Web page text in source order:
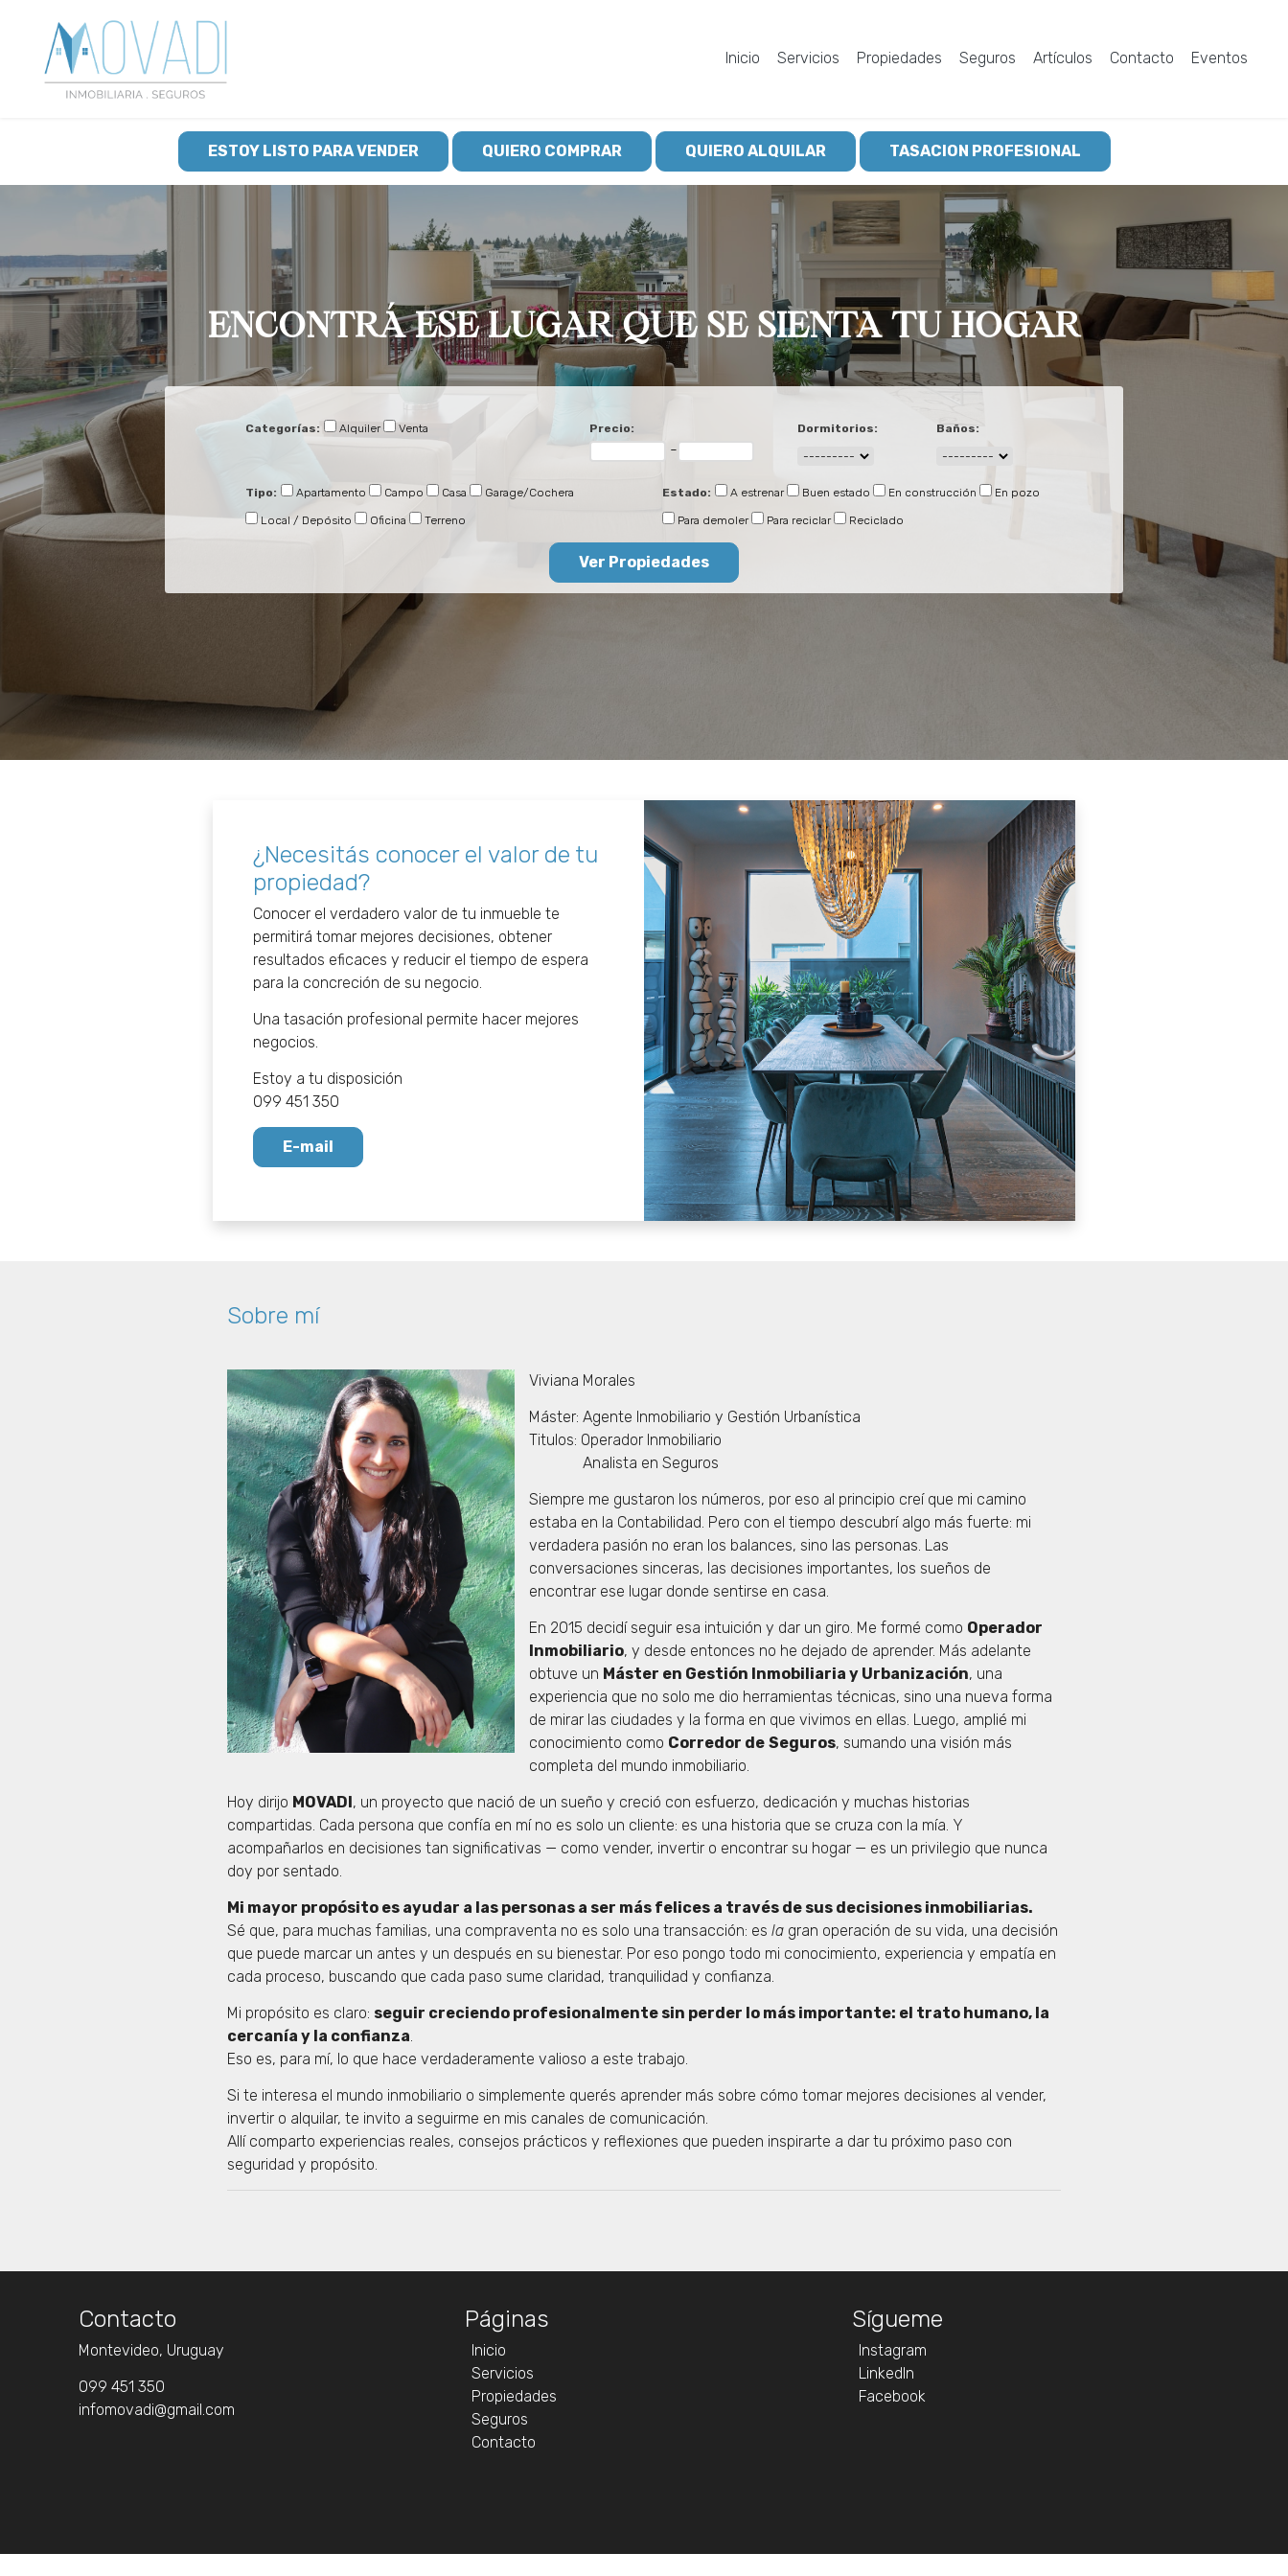
Inicio Servicios Propiedades Seguros Artículos Contacto Eventos
ESTOY LISTO PARA VENDER QUIERO COMPRAR QUIERO ALQUILAR TASACION PROFESIONAL
ENCONTRÁ ESE LUGAR QUE SE SIENTA TU HOGAR
Categorías: Alquiler Venta Precio:
-
Dormitorios: Baños:
Tipo: Apartamento Campo Casa Garage/Cochera
Local / Depósito Oficina Terreno
Estado: A estrenar Buen estado En construcción En pozo
Para demoler Para reciclar Reciclado
¿Necesitás conocer el valor de tu
propiedad?
Conocer el verdadero valor de tu inmueble te
permitirá tomar mejores decisiones, obtener
resultados eficaces y reducir el tiempo de espera
para la concreción de su negocio.
Una tasación profesional permite hacer mejores
negocios.
Estoy a tu disposición
099 451 350
E-mail
Sobre mí
Viviana Morales
Máster: Agente Inmobiliario y Gestión Urbanística
Titulos: Operador Inmobiliario
Analista en Seguros
Siempre me gustaron los números, por eso al principio creí que mi camino
estaba en la Contabilidad. Pero con el tiempo descubrí algo más fuerte: mi
verdadera pasión no eran los balances, sino las personas. Las
conversaciones sinceras, las decisiones importantes, los sueños de
encontrar ese lugar donde sentirse en casa.
En 2015 decidí seguir esa intuición y dar un giro. Me formé como Operador
Inmobiliario, y desde entonces no he dejado de aprender. Más adelante
obtuve un Máster en Gestión Inmobiliaria y Urbanización, una
experiencia que no solo me dio herramientas técnicas, sino una nueva forma
de mirar las ciudades y la forma en que vivimos en ellas. Luego, amplié mi
conocimiento como Corredor de Seguros, sumando una visión más
completa del mundo inmobiliario.
Hoy dirijo MOVADI, un proyecto que nació de un sueño y creció con esfuerzo, dedicación y muchas historias
compartidas. Cada persona que confía en mí no es solo un cliente: es una historia que se cruza con la mía. Y
acompañarlos en decisiones tan significativas — como vender, invertir o encontrar su hogar — es un privilegio que nunca
doy por sentado.
Mi mayor propósito es ayudar a las personas a ser más felices a través de sus decisiones inmobiliarias.
Sé que, para muchas familias, una compraventa no es solo una transacción: es la gran operación de su vida, una decisión
que puede marcar un antes y un después en su bienestar. Por eso pongo todo mi conocimiento, experiencia y empatía en
cada proceso, buscando que cada paso sume claridad, tranquilidad y confianza.
Mi propósito es claro: seguir creciendo profesionalmente sin perder lo más importante: el trato humano, la
cercanía y la confianza.
Eso es, para mí, lo que hace verdaderamente valioso a este trabajo.
Si te interesa el mundo inmobiliario o simplemente querés aprender más sobre cómo tomar mejores decisiones al vender,
invertir o alquilar, te invito a seguirme en mis canales de comunicación.
Allí comparto experiencias reales, consejos prácticos y reflexiones que pueden inspirarte a dar tu próximo paso con
seguridad y propósito.
Contacto
Montevideo, Uruguay
099 451 350
infomovadi@gmail.com
Páginas
Inicio
Servicios
Propiedades
Seguros
Contacto
Sígueme
Instagram
LinkedIn
Facebook